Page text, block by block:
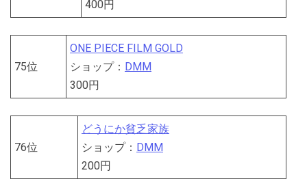
400円
75位
ONE PIECE FILM GOLD
ショップ： DMM
300円
76位
どうにか貧乏家族
ショップ： DMM
200円